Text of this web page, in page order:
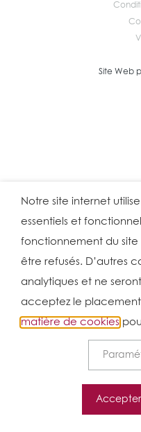
Site Web
Notre site internet
essentiels et
fonctionnement du
être refusés. D’autres
analytiques et ne
acceptez le
matière de cookies
Accepter